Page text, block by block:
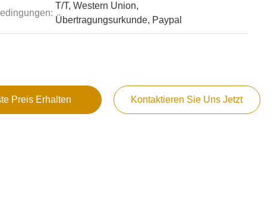
T/T, Western Union,
Übertragungsurkunde, Paypal
Preis Erhalten Kontaktieren Sie Uns Jetzt